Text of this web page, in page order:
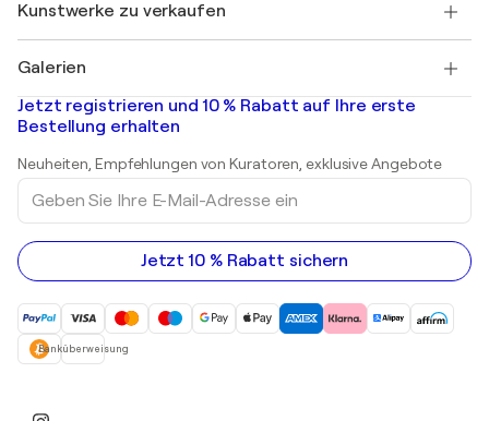
Marc Chagall
Banksy
Mr. Brainwash
Shepard Fairey
Kunstwerke zu verkaufen
Abstrakte Gemälde zu verkaufen
Landschaftsgemälde
Drucke
Acrylgemälde
Galerien
Kunstgalerien in Deutschland
Kunstgalerien in Schweiz
Jetzt registrieren und 10 % Rabatt auf Ihre erste
Bestellung erhalten
Neuheiten, Empfehlungen von Kuratoren, exklusive Angebote
Geben
Sie
Ihre
E-
Mail-
Adresse
Jetzt 10 % Rabatt sichern
Banküberweisung